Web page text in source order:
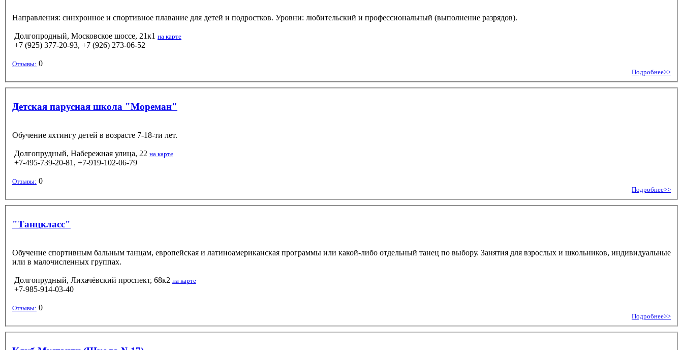
Направления: синхронное и спортивное плавание для детей и подростков. Уровни: любительский и профессиональный (выполнение разрядов).
Долгопродный, Московское шоссе, 21к1 на карте
+7 (925) 377-20-93, +7 (926) 273-06-52
Отзывы: 0
Подробнее>>
Детская парусная школа "Мореман"
Обучение яхтингу детей в возрасте 7-18-ти лет.
Долгопрудный, Набережная улица, 22 на карте
+7-495-739-20-81, +7-919-102-06-79
Отзывы: 0
Подробнее>>
"Танцкласс"
Обучение спортивным бальным танцам, европейская и латиноамериканская программы или какой-либо отдельный танец по выбору. Занятия для взрослых и школьников, индивидуальные
или в малочисленных группах.
Долгопрудный, Лихачёвский проспект, 68к2 на карте
+7-985-914-03-40
Отзывы: 0
Подробнее>>